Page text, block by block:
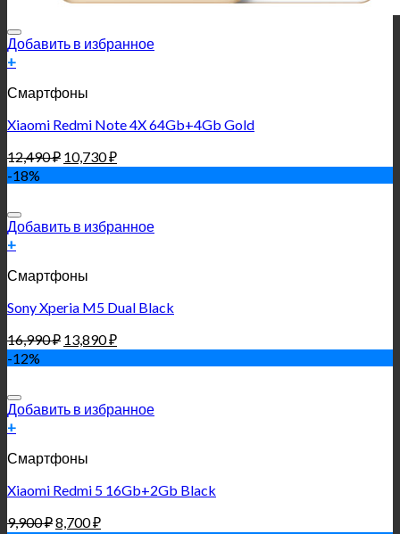
Добавить в избранное
+
Смартфоны
Xiaomi Redmi Note 4X 64Gb+4Gb Gold
12,490₽ 10,730₽
-18%
Добавить в избранное
+
Смартфоны
Sony Xperia M5 Dual Black
16,990₽ 13,890₽
-12%
Добавить в избранное
+
Смартфоны
Xiaomi Redmi 5 16Gb+2Gb Black
9,900₽8,700₽